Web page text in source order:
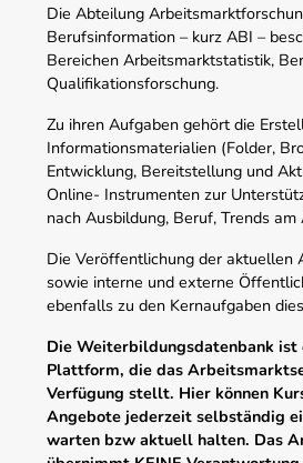
Die Abteilung
Berufsinformation – kurz ABI –
Bereichen Arbeitsmarktstatistik,
Qualifikationsforschung.
Zu ihren Aufgaben gehört die
Informationsmaterialien (Folder,
Entwicklung, Bereitstellung und
Online- Instrumenten zur
nach Ausbildung, Beruf, Trends
Die Veröffentlichung der aktuellen
sowie interne und externe
ebenfalls zu den Kernaufgaben
Die Weiterbildungsdatenbank ist
Plattform, die das
Verfügung stellt. Hier können
Angebote jederzeit selbständig
warten bzw aktuell halten. Das